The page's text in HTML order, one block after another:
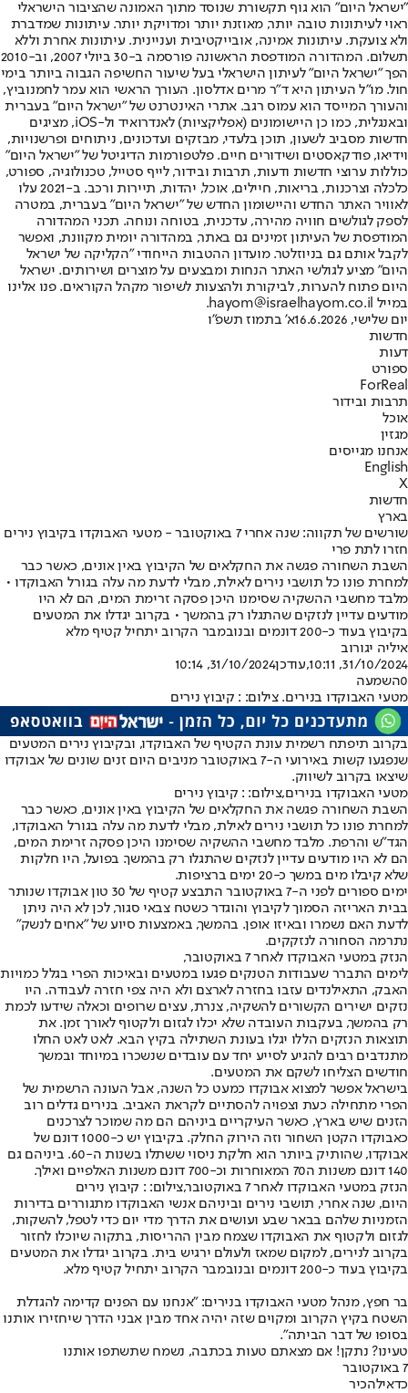
"ישראל היום" הוא גוף תקשורת שנוסד מתוך האמונה שהציבור הישראלי
ראוי לעיתונות טובה יותר, מאוזנת יותר ומדויקת יותר. עיתונות שמדברת
ולא צועקת. עיתונות אמינה, אובייקטיבית ועניינית. עיתונות אחרת וללא
תשלום. המהדורה המודפסת הראשונה פורסמה ב-30 ביולי 2007, וב-2010
הפך "ישראל היום" לעיתון הישראלי בעל שיעור החשיפה הגבוה ביותר בימי
חול. מו"ל העיתון היא ד"ר מרים אדלסון. העורך הראשי הוא עמר לחמנוביץ,
והעורך המייסד הוא עמוס רגב. אתרי האינטרנט של "ישראל היום" בעברית
ובאנגלית, כמו כן היישומונים (אפליקציות) לאנדרואיד ול-iOS, מציגים
חדשות מסביב לשעון, תוכן בלעדי, מבזקים ועדכונים, ניתוחים ופרשנויות,
וידיאו, פודקאסטים ושידורים חיים. פלטפורמות הדיגיטל של "ישראל היום"
כוללות ערוצי חדשות ודעות, תרבות ובידור, לייף סטייל, טכנולוגיה, ספורט,
כלכלה וצרכנות, בריאות, חיילים, אוכל, יהדות, תיירות ורכב. ב-2021 עלו
לאוויר האתר החדש והיישומון החדש של "ישראל היום" בעברית, במטרה
לספק לגולשים חוויה מהירה, עדכנית, בטוחה ונוחה. תכני המהדורה
המודפסת של העיתון זמינים גם באתר, במהדורה יומית מקוונת, ואפשר
לקבל אותם גם בניוזלטר. מועדון ההטבות הייחודי "הקליקה של ישראל
היום" מציע לגולשי האתר הנחות ומבצעים על מוצרים ושירותים. ישראל
היום פתוח להערות, לביקורת ולהצעות לשיפור מקהל הקוראים. פנו אלינו
במייל hayom@israelhayom.co.il.
יום שלישי, 16.6.2026
א' בתמוז תשפ"ו
חדשות
דעות
ספורט
ForReal
תרבות ובידור
אוכל
מגזין
אנחנו מגייסים
English
X
חדשות
בארץ
שורשים של תקווה: שנה אחרי 7 באוקטובר - מטעי האבוקדו בקיבוץ נירים
חזרו לתת פרי
השבת השחורה פגשה את החקלאים של הקיבוץ באין אונים, כאשר כבר
למחרת פונו כל תושבי נירים לאילת, מבלי לדעת מה עלה בגורל האבוקדו •
מלבד מחשבי ההשקיה שסימנו היכן פסקה זרימת המים, הם לא היו
מודעים עדיין לנזקים שהתגלו רק בהמשך • בקרוב יגדלו את המטעים
בקיבוץ בעוד כ-200 דונמים ובנובמבר הקרוב יתחיל קטיף מלא
איליה יגורוב
31/10/2024, 10:11
,עודכן31/10/2024, 10:14
0השמעה
מטעי האבוקדו בנירים. צילום: : קיבוץ נירים
בקרוב תיפתח רשמית עונת הקטיף של האבוקדו, ובקיבוץ נירים המטעים
שנפגעו קשות באירועי ה-7 באוקטובר מניבים היום זנים שונים של אבוקדו
שיצאו בקרוב לשיווק.
מטעי האבוקדו בנירים,צילום: : קיבוץ נירים
השבת השחורה פגשה את החקלאים של הקיבוץ באין אונים, כאשר כבר
למחרת פונו כל תושבי נירים לאילת, מבלי לדעת מה עלה בגורל האבוקדו,
הגד"ש והרפת. מלבד מחשבי ההשקיה שסימנו היכן פסקה זרימת המים,
הם לא היו מודעים עדיין לנזקים שהתגלו רק בהמשך. בפועל, היו חלקות
שלא קיבלו מים במשך כ-20 ימים ברציפות.
ימים ספורים לפני ה-7 באוקטובר התבצע קטיף של 30 טון אבוקדו שנותר
בבית האריזה הסמוך לקיבוץ והוגדר כשטח צבאי סגור, לכן לא היה ניתן
לדעת האם נשמרו ובאיזו אופן. בהמשך, באמצעות סיוע של "אחים לנשק"
נתרמה הסחורה לנזקקים.
הנזק במטעי האבוקדו לאחר 7 באוקטובר,
לימים התברר שעבודות הטנקים פגעו במטעים ובאיכות הפרי בגלל כמויות
האבק, התאילנדים עזבו בחזרה לארצם ולא היה צפי חזרה לעבודה. היו
נזקים ישירים הקשורים להשקיה, צנרת, עצים שרופים וכאלה שידעו לכמת
רק בהמשך, בעקבות העובדה שלא יכלו לגזום ולקטוף לאורך זמן. את
תוצאות הנזקים הללו יגלו בעונת השתילה בקיץ הבא. לאט לאט החלו
מתנדבים רבים להגיע לסייע יחד עם עובדים שנשכרו במיוחד ובמשך
חודשים הצליחו לשקם את המטעים.
בישראל אפשר למצוא אבוקדו כמעט כל השנה, אבל העונה הרשמית של
הפרי מתחילה כעת וצפויה להסתיים לקראת האביב. בנירים גדלים רוב
הזנים שיש בארץ, כאשר העיקריים ביניהם הם מה שמוכר לצרכנים
כאבוקדו הקטן השחור וזה הירוק החלק. בקיבוץ יש כ-1000 דונם של
אבוקדו, שהותיק ביותר הוא חלקת ניסוי ששתלו בשנות ה-60. ביניהם גם
140 דונם משנות ה70 המאוחרות וכ-700 דונם משנות האלפיים ואילך.
הנזק במטעי האבוקדו לאחר 7 באוקטובר,צילום: : קיבוץ נירים
היום, שנה אחרי, תושבי נירים וביניהם אנשי האבוקדו מתגוררים בדירות
הזמניות שלהם בבאר שבע ועושים את הדרך מדי יום כדי לטפל, להשקות,
לגזום ולקטוף את האבוקדו שצמח מבין ההריסות, בתקוה שיוכלו לחזור
בקרוב לנירים, למקום שמאז ולעולם ירגיש בית. בקרוב יגדלו את המטעים
בקיבוץ בעוד כ-200 דונמים ובנובמבר הקרוב יתחיל קטיף מלא.
בר חפץ, מנהל מטעי האבוקדו בנירים: "אנחנו עם הפנים קדימה להגדלת
השטח בקיץ הקרוב ומקוים שזה יהיה אחד מבין אבני הדרך שיחזירו אותנו
בסופו של דבר הביתה".
טעינו? נתקן! אם מצאתם טעות בכתבה, נשמח שתשתפו אותנו
7 באוקטובר
כדאילהכיר